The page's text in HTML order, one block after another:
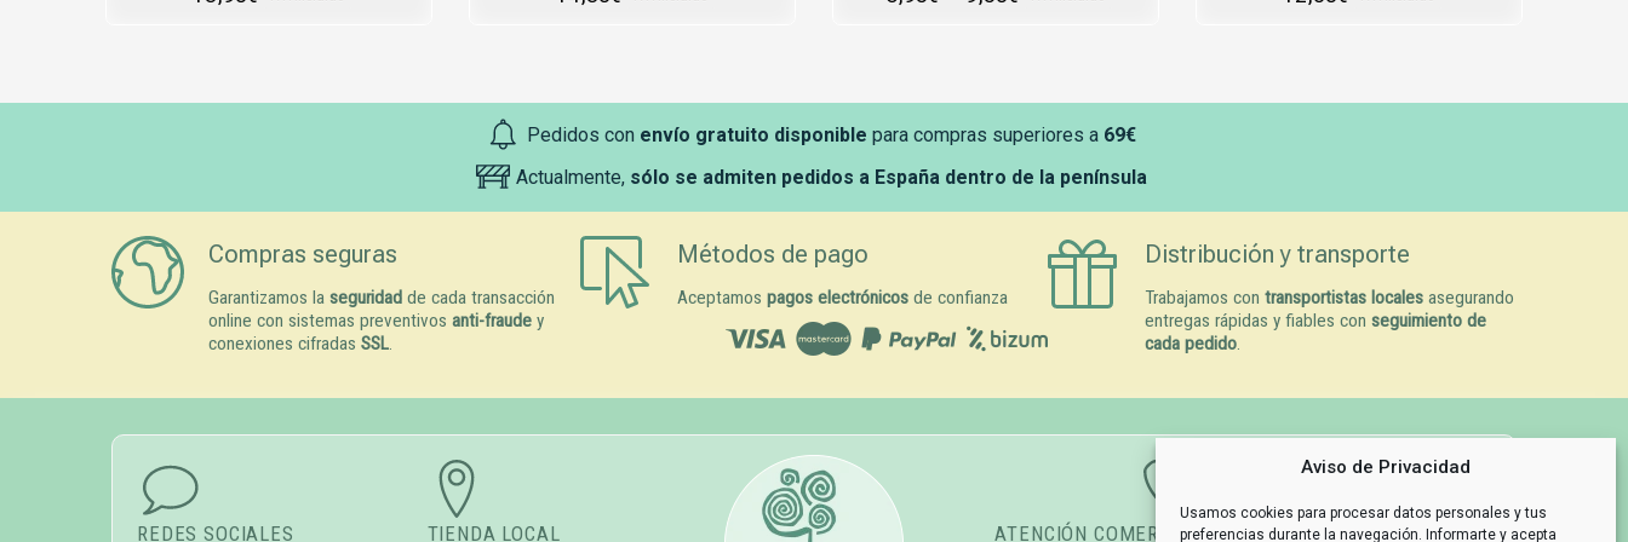
Aviso de Privacidad
Usamos cookies para procesar datos personales y tus
preferencias durante la navegación. Informarte y acepta
Pedidos con envío gratuito disponible para compras superiores a 69€
Actualmente, sólo se admiten pedidos a España dentro de la península
Compras seguras
Garantizamos la seguridad de cada transacción
online con sistemas preventivos anti-fraude y
conexiones cifradas SSL.
Métodos de pago
Aceptamos pagos electrónicosde confianza
Distribución y transporte
Trabajamos con transportistas locales asegurando
entregas rápidas y fiables conseguimiento de
cada pedido.
REDES SOCIALES TIENDA LOCAL ATENCIÓN COMERCIAL GESTIÓN DE PEDIDOS